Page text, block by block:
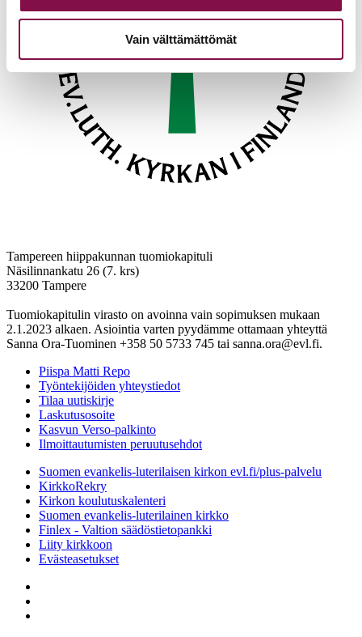
Vain välttämättömät
Tampereen hiippakunnan tuomiokapituli
Näsilinnankatu 26 (7. krs)
33200 Tampere
Tuomiokapitulin virasto on avoinna vain sopimuksen mukaan
2.1.2023 alkaen. Asiointia varten pyydämme ottamaan yhteyttä
Sanna Ora-Tuominen +358 50 5733 745 tai sanna.ora@evl.fi.
Piispa Matti Repo
Työntekijöiden yhteystiedot
Tilaa uutiskirje
Laskutusosoite
Kasvun Verso-palkinto
Ilmoittautumisten peruutusehdot
Suomen evankelis-luterilaisen kirkon evl.fi/plus-palvelu
KirkkoRekry
Kirkon koulutuskalenteri
Suomen evankelis-luterilainen kirkko
Finlex - Valtion säädöstietopankki
Liity kirkkoon
Evästeasetukset